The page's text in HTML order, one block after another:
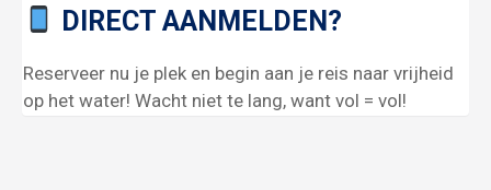
DIRECT AANMELDEN?
Reserveer nu je plek en begin aan je reis naar vrijheid
op het water! Wacht niet te lang, want vol = vol!